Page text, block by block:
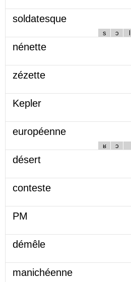
soldatesque
s ɔ l
nénette
zézette
Kepler
européenne
ʁ ɔ
désert
conteste
PM
démêle
manichéenne